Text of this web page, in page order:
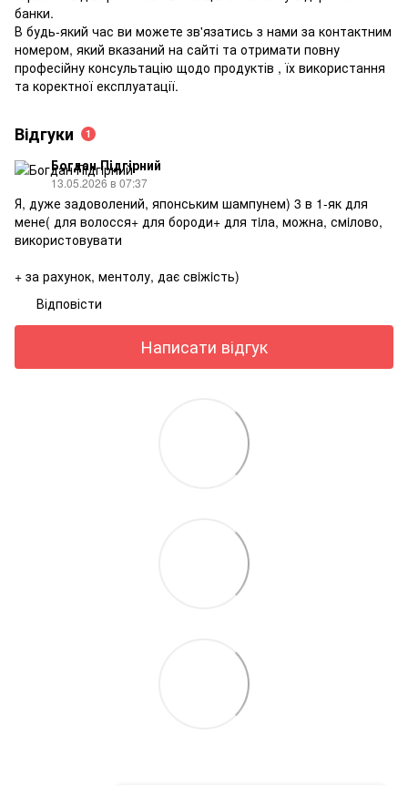
банки.
В будь-який час ви можете зв'язатись з нами за контактним
номером, який вказаний на сайті та отримати повну
професійну консультацію щодо продуктів , їх використання
та коректної експлуатації.
Відгуки 1
Богдан Пiдгiрний
13.05.2026 в 07:37
Я, дуже задоволений, японським шампунем) 3 в 1-як для
мене( для волосся+ для бороди+ для тiла, можна, смiлово,
використовувати
+ за рахунок, ментолу, дає свiжiсть)
Відповісти
Написати відгук